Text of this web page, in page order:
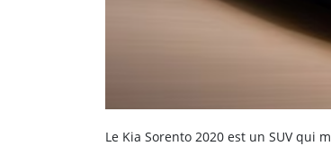
Le Kia Sorento 2020 est un SUV